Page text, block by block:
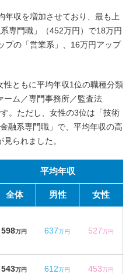
年収を増加させており、最も上
専門職」（452万円）で18万円
プの「営業系」、16万円アップ
性ともに平均年収1位の職種分類
ーム／専門事務所／監査法
。ただし、女性の3位は「技術
融系専門職」で、平均年収の高
られました。
平均年収
全体 男性 女性
598万円 637万円 527万円
543万円 612万円 453万円